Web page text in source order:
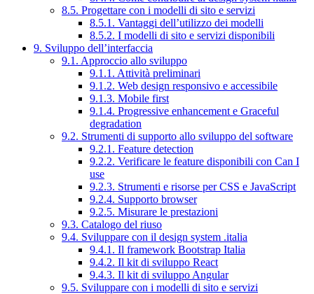
8.5. Progettare con i modelli di sito e servizi
8.5.1. Vantaggi dell’utilizzo dei modelli
8.5.2. I modelli di sito e servizi disponibili
9. Sviluppo dell’interfaccia
9.1. Approccio allo sviluppo
9.1.1. Attività preliminari
9.1.2. Web design responsivo e accessibile
9.1.3. Mobile first
9.1.4. Progressive enhancement e Graceful
degradation
9.2. Strumenti di supporto allo sviluppo del software
9.2.1. Feature detection
9.2.2. Verificare le feature disponibili con Can I
use
9.2.3. Strumenti e risorse per CSS e JavaScript
9.2.4. Supporto browser
9.2.5. Misurare le prestazioni
9.3. Catalogo del riuso
9.4. Sviluppare con il design system .italia
9.4.1. Il framework Bootstrap Italia
9.4.2. Il kit di sviluppo React
9.4.3. Il kit di sviluppo Angular
9.5. Sviluppare con i modelli di sito e servizi